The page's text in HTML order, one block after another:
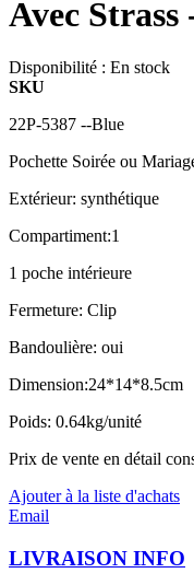
Avec Strass
Disponibilité : En stock
SKU
22P-5387 --Blue
Pochette Soirée ou
Extérieur: synthétique
Compartiment:1
1 poche intérieure
Fermeture: Clip
Bandoulière: oui
Dimension:24*14*8.5cm
Poids: 0.64kg/unité
Prix de vente en détail
Ajouter à la liste d'achats
Email
LIVRAISON INFO